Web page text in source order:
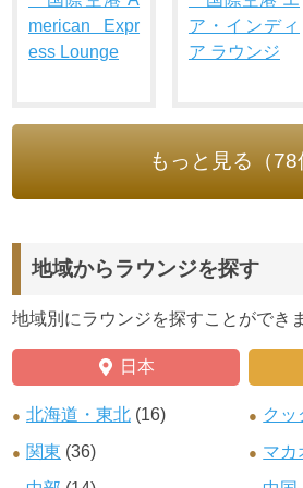
merican Expr
ess Lounge
ア・インディ
ア ラウンジ
もっと見る（78
地域からラウンジを探す
地域別にラウンジを探すことができ
日本
北海道・東北 (16)
関東 (36)
クッ
マカ